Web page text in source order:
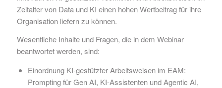
Zeitalter von Data und KI einen hohen Wertbeitrag für ihre
Organisation liefern zu können.
Wesentliche Inhalte und Fragen, die in dem Webinar
beantwortet werden, sind:
Einordnung KI-gestützter Arbeitsweisen im EAM:
Prompting für Gen AI, KI-Assistenten und Agentic AI,